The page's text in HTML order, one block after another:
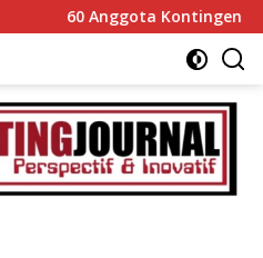
Kwarcab 0304 Gerakan